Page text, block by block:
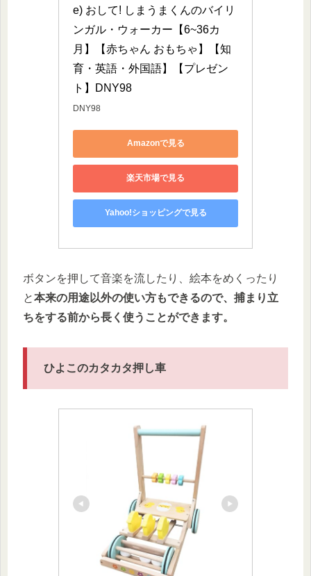
e) おして! しまうまくんのバイリ
ンガル・ウォーカー【6~36カ
月】【赤ちゃん おもちゃ】【知
育・英語・外国語】【プレゼン
ト】DNY98
DNY98
Amazonで見る
楽天市場で見る
Yahoo!ショッピングで見る
ボタンを押して音楽を流したり、絵本をめくったり
と本来の用途以外の使い方もできるので、捕まり立
ちをする前から長く使うことができます。
ひよこのカタカタ押し車